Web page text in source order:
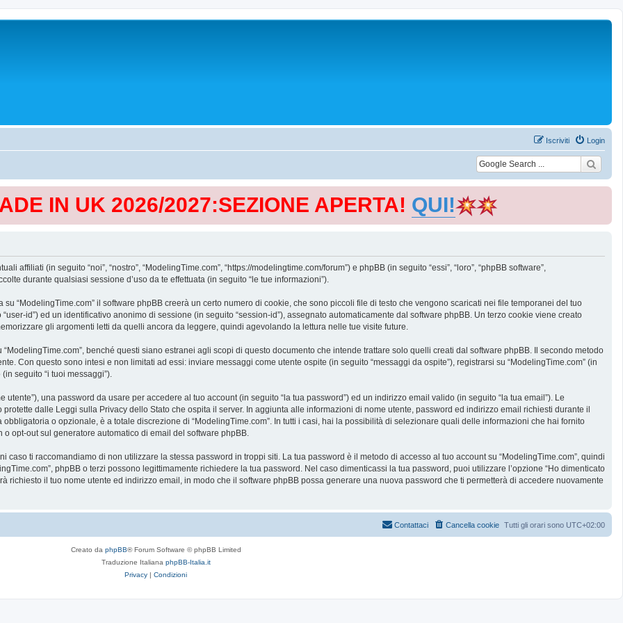
Login
Iscriviti
IN UK 2026/2027:SEZIONE APERTA! QUI!
affiliati (in seguito “noi”, “nostro”, “ModelingTime.com”, “https://modelingtime.com/forum”) e phpBB (in seguito “essi”, “loro”, “phpBB software”,
durante qualsiasi sessione d’uso da te effettuata (in seguito “le tue informazioni”).
“ModelingTime.com” il software phpBB creerà un certo numero di cookie, che sono piccoli file di testo che vengono scaricati nei file temporanei del tuo
id”) ed un identificativo anonimo di sessione (in seguito “session-id”), assegnato automaticamente dal software phpBB. Un terzo cookie viene creato
gli argomenti letti da quelli ancora da leggere, quindi agevolando la lettura nelle tue visite future.
benché questi siano estranei agli scopi di questo documento che intende trattare solo quelli creati dal software phpBB. Il secondo metodo
Con questo sono intesi e non limitati ad essi: inviare messaggi come utente ospite (in seguito “messaggi da ospite”), registrarsi su “ModelingTime.com” (in
seguito “i tuoi messaggi”).
una password da usare per accedere al tuo account (in seguito “la tua password”) ed un indirizzo email valido (in seguito “la tua email”). Le
dalle Leggi sulla Privacy dello Stato che ospita il server. In aggiunta alle informazioni di nome utente, password ed indirizzo email richiesti durante il
o opzionale, è a totale discrezione di “ModelingTime.com”. In tutti i casi, hai la possibilità di selezionare quali delle informazioni che hai fornito
opt-out sul generatore automatico di email del software phpBB.
ti raccomandiamo di non utilizzare la stessa password in troppi siti. La tua password è il metodo di accesso al tuo account su “ModelingTime.com”, quindi
phpBB o terzi possono legittimamente richiedere la tua password. Nel caso dimenticassi la tua password, puoi utilizzare l’opzione “Ho dimenticato
richiesto il tuo nome utente ed indirizzo email, in modo che il software phpBB possa generare una nuova password che ti permetterà di accedere nuovamente
Tutti gli orari sono UTC+02:00
Cancella cookie
Contattaci
Creato da phpBB® Forum Software © phpBB Limited
Traduzione Italiana phpBB-Italia.it
Privacy | Condizioni